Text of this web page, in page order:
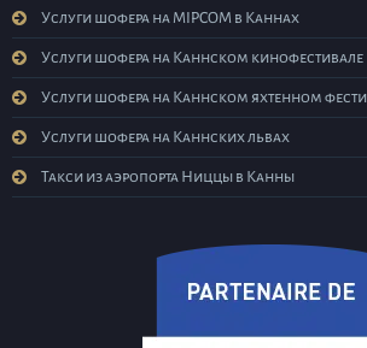
Услуги шофера на MIPCOM в Каннах
Услуги шофера на Каннском кинофестивале
Услуги шофера на Каннском яхтенном
Услуги шофера на Каннских львах
Такси из аэропорта Ниццы в Канны